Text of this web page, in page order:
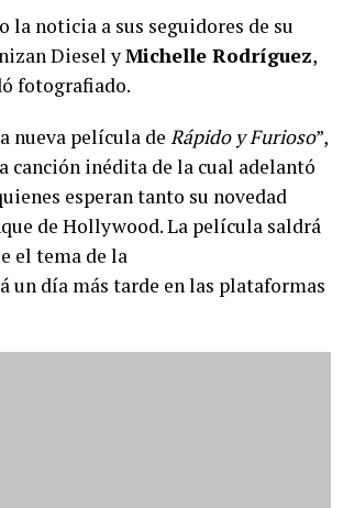
la noticia a sus seguidores de su
Diesel yMichelle Rodríguez,
fotografiado.
nueva película de Rápido y Furioso”,
canción inédita de la cual adelantó
esperan tanto su novedad
de Hollywood. La película saldrá
el tema de la
un día más tarde en las plataformas